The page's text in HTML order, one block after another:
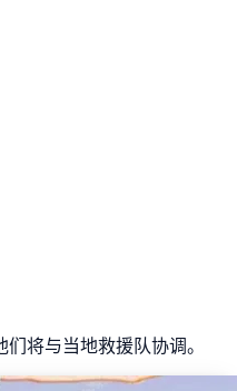
将与当地救援队协调。